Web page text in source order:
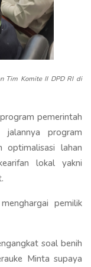
Tim Komite II DPD RI di
pemerintah
program
optimalisasi lahan
lokal yakni
pemilik
soal benih
Minta supaya